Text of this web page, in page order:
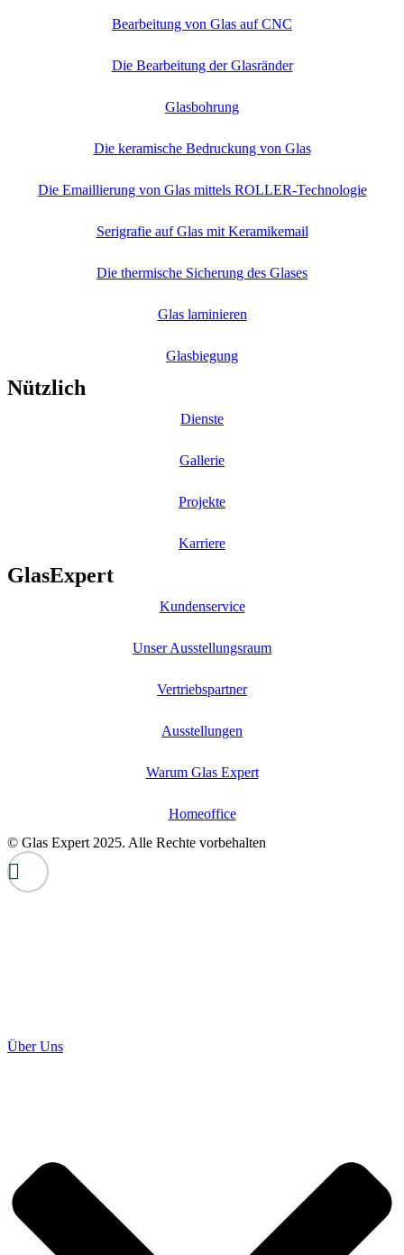
Bearbeitung von Glas auf CNC
Die Bearbeitung der Glasränder
Glasbohrung
Die keramische Bedruckung von Glas
Die Emaillierung von Glas mittels ROLLER-Technologie
Serigrafie auf Glas mit Keramikemail
Die thermische Sicherung des Glases
Glas laminieren
Glasbiegung
Nützlich
Dienste
Gallerie
Projekte
Karriere
GlasExpert
Kundenservice
Unser Ausstellungsraum
Vertriebspartner
Ausstellungen
Warum Glas Expert
Homeoffice
© Glas Expert 2025. Alle Rechte vorbehalten
Über Uns